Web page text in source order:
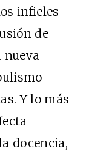
infieles
de
nueva
Y lo más
docencia,